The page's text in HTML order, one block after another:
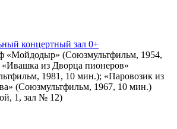
концертный зал 0+
«Мойдодыр» (Союзмультфильм, 1954,
из Дворца пионеров»
1981, 10 мин.); «Паровозик из
(Союзмультфильм, 1967, 10 мин.)
1, зал № 12)